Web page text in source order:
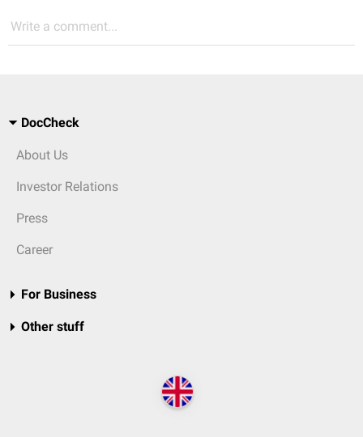
Write a comment...
DocCheck
About Us
Investor Relations
Press
Career
For Business
Other stuff